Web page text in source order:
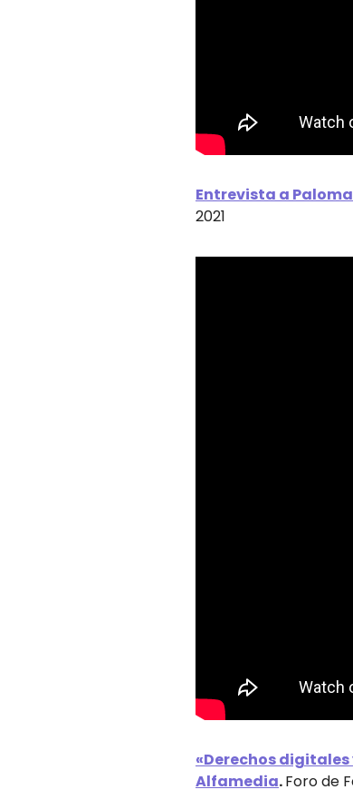
Entrevista a
2021
«Derechos
Alfamedia.Foro de